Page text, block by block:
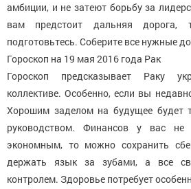
амбиции, и не затеют борьбу за
вам предстоит дальняя
подготовьтесь. Соберите все нужные
Гороскоп на 19 мая 2016 года Рак
Гороскоп предсказывает Раку
коллективе. Особенно, если вы
Хорошим заделом на будущее будет
руководством. Финансов у вас
экономным, то можно сохранить
держать язык за зубами, а все
контролем. Здоровье потребует